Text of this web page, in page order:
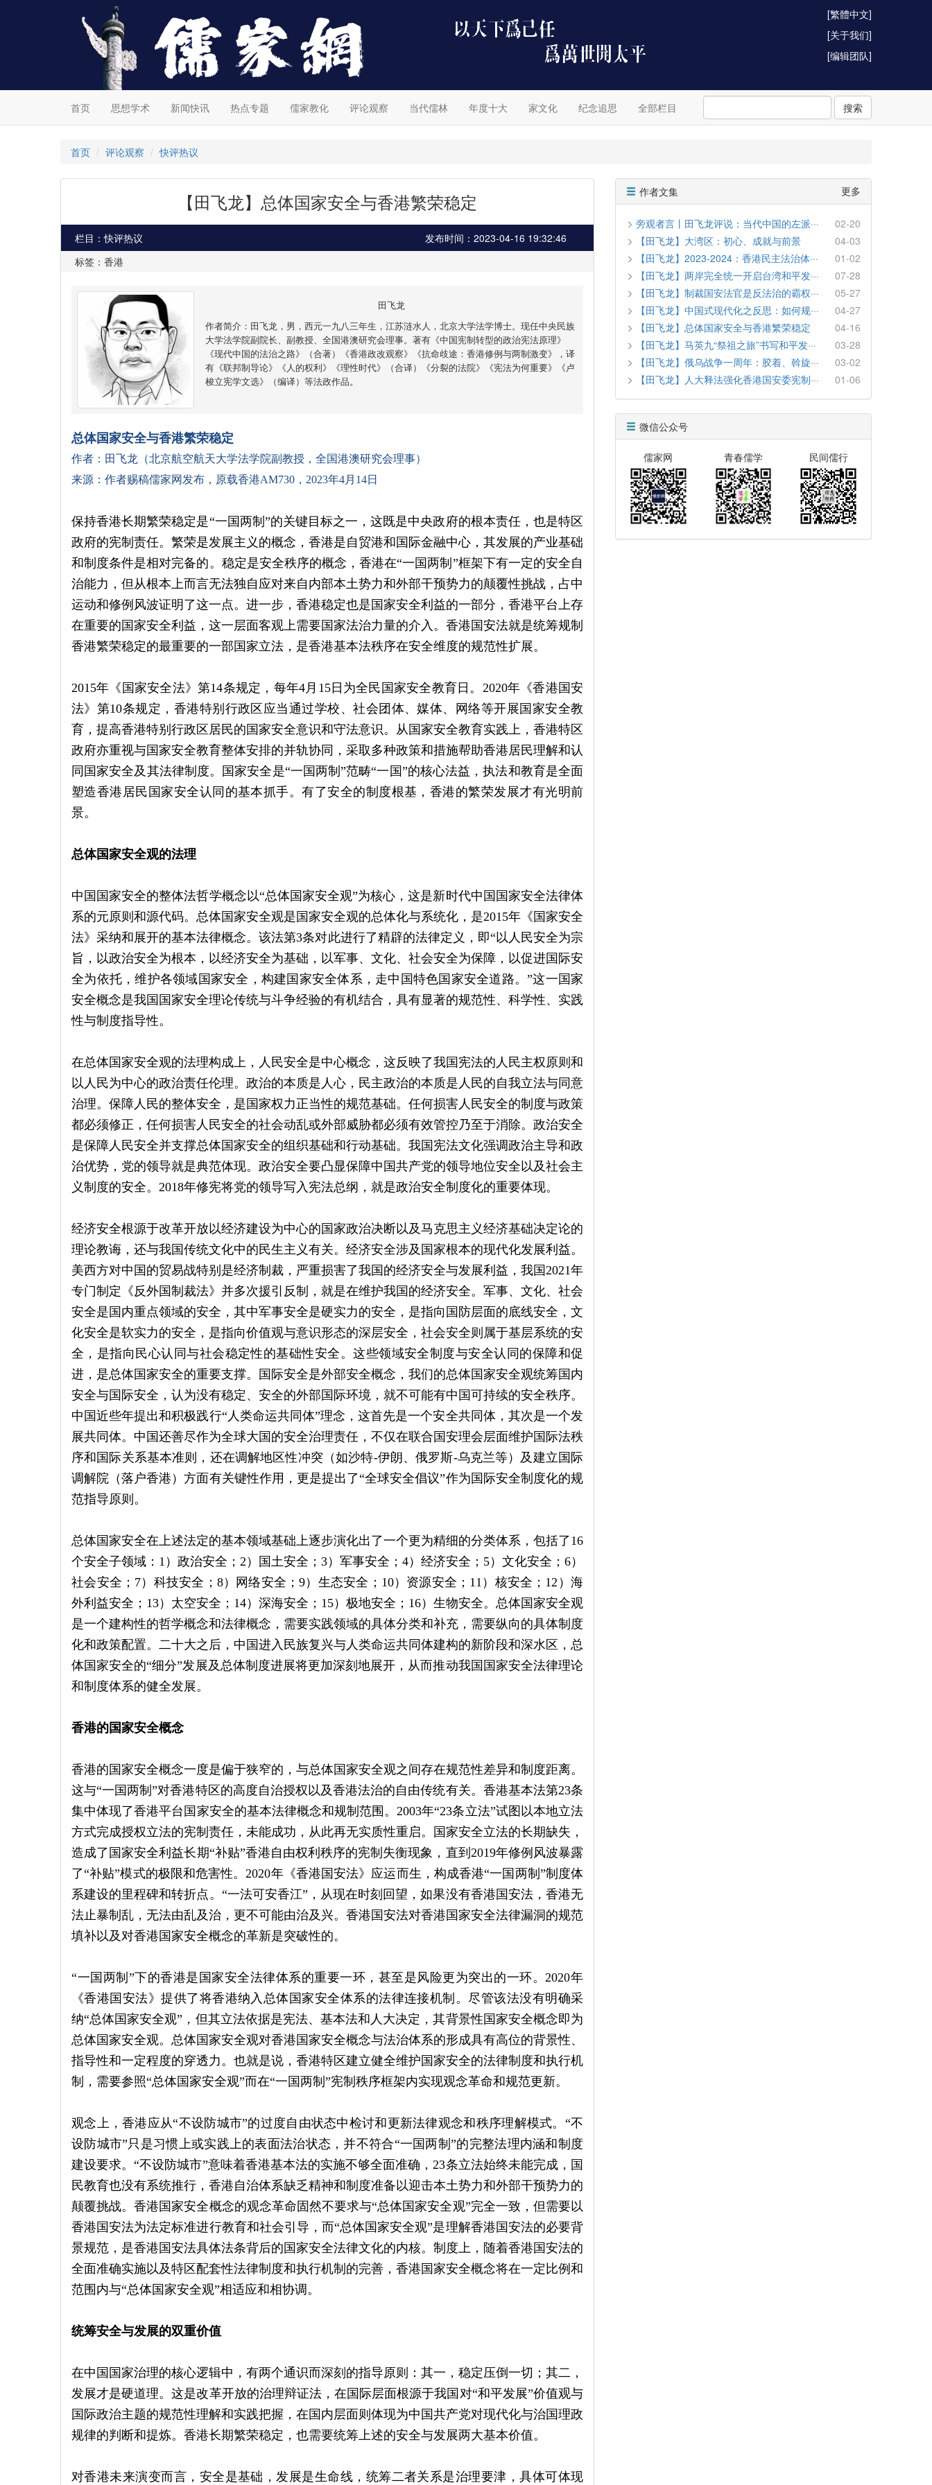
[繁體中文]
[关于我们]
[编辑团队]
首页 思想学术 新闻快讯 热点专题 儒家教化 评论观察 当代儒林 年度十大 家文化 纪念追思 全部栏目 搜索
首页 评论观察 快评热议
【田飞龙】总体国家安全与香港繁荣稳定
栏目：快评热议
发布时间：2023-04-16 19:32:46
标签：香港
田飞龙
作者简介：田飞龙，男，西元一九八三年生，江苏涟水人，北京大学法学博士。现任中央民族
大学法学院副院长、副教授、全国港澳研究会理事。著有《中国宪制转型的政治宪法原理》
《现代中国的法治之路》（合著）《香港政改观察》《抗命歧途：香港修例与两制激变》，译
有《联邦制导论》《人的权利》《理性时代》（合译）《分裂的法院》《宪法为何重要》《卢
梭立宪学文选》（编译）等法政作品。
总体国家安全与香港繁荣稳定
作者：田飞龙（北京航空航天大学法学院副教授，全国港澳研究会理事）
来源：作者赐稿儒家网发布，原载香港AM730，2023年4月14日
保持香港长期繁荣稳定是“一国两制”的关键目标之一，这既是中央政府的根本责任，也是特区
政府的宪制责任。繁荣是发展主义的概念，香港是自贸港和国际金融中心，其发展的产业基础
和制度条件是相对完备的。稳定是安全秩序的概念，香港在“一国两制”框架下有一定的安全自
治能力，但从根本上而言无法独自应对来自内部本土势力和外部干预势力的颠覆性挑战，占中
运动和修例风波证明了这一点。进一步，香港稳定也是国家安全利益的一部分，香港平台上存
在重要的国家安全利益，这一层面客观上需要国家法治力量的介入。香港国安法就是统筹规制
香港繁荣稳定的最重要的一部国家立法，是香港基本法秩序在安全维度的规范性扩展。
2015年《国家安全法》第14条规定，每年4月15日为全民国家安全教育日。2020年《香港国安
法》第10条规定，香港特别行政区应当通过学校、社会团体、媒体、网络等开展国家安全教
育，提高香港特别行政区居民的国家安全意识和守法意识。从国家安全教育实践上，香港特区
政府亦重视与国家安全教育整体安排的并轨协同，采取多种政策和措施帮助香港居民理解和认
同国家安全及其法律制度。国家安全是“一国两制”范畴“一国”的核心法益，执法和教育是全面
塑造香港居民国家安全认同的基本抓手。有了安全的制度根基，香港的繁荣发展才有光明前
景。
总体国家安全观的法理
中国国家安全的整体法哲学概念以“总体国家安全观”为核心，这是新时代中国国家安全法律体
系的元原则和源代码。总体国家安全观是国家安全观的总体化与系统化，是2015年《国家安全
法》采纳和展开的基本法律概念。该法第3条对此进行了精辟的法律定义，即“以人民安全为宗
旨，以政治安全为根本，以经济安全为基础，以军事、文化、社会安全为保障，以促进国际安
全为依托，维护各领域国家安全，构建国家安全体系，走中国特色国家安全道路。”这一国家
安全概念是我国国家安全理论传统与斗争经验的有机结合，具有显著的规范性、科学性、实践
性与制度指导性。
在总体国家安全观的法理构成上，人民安全是中心概念，这反映了我国宪法的人民主权原则和
以人民为中心的政治责任伦理。政治的本质是人心，民主政治的本质是人民的自我立法与同意
治理。保障人民的整体安全，是国家权力正当性的规范基础。任何损害人民安全的制度与政策
都必须修正，任何损害人民安全的社会动乱或外部威胁都必须有效管控乃至于消除。政治安全
是保障人民安全并支撑总体国家安全的组织基础和行动基础。我国宪法文化强调政治主导和政
治优势，党的领导就是典范体现。政治安全要凸显保障中国共产党的领导地位安全以及社会主
义制度的安全。2018年修宪将党的领导写入宪法总纲，就是政治安全制度化的重要体现。
经济安全根源于改革开放以经济建设为中心的国家政治决断以及马克思主义经济基础决定论的
理论教诲，还与我国传统文化中的民生主义有关。经济安全涉及国家根本的现代化发展利益。
美西方对中国的贸易战特别是经济制裁，严重损害了我国的经济安全与发展利益，我国2021年
专门制定《反外国制裁法》并多次援引反制，就是在维护我国的经济安全。军事、文化、社会
安全是国内重点领域的安全，其中军事安全是硬实力的安全，是指向国防层面的底线安全，文
化安全是软实力的安全，是指向价值观与意识形态的深层安全，社会安全则属于基层系统的安
全，是指向民心认同与社会稳定性的基础性安全。这些领域安全制度与安全认同的保障和促
进，是总体国家安全的重要支撑。国际安全是外部安全概念，我们的总体国家安全观统筹国内
安全与国际安全，认为没有稳定、安全的外部国际环境，就不可能有中国可持续的安全秩序。
中国近些年提出和积极践行“人类命运共同体”理念，这首先是一个安全共同体，其次是一个发
展共同体。中国还善尽作为全球大国的安全治理责任，不仅在联合国安理会层面维护国际法秩
序和国际关系基本准则，还在调解地区性冲突（如沙特-伊朗、俄罗斯-乌克兰等）及建立国际
调解院（落户香港）方面有关键性作用，更是提出了“全球安全倡议”作为国际安全制度化的规
范指导原则。
总体国家安全在上述法定的基本领域基础上逐步演化出了一个更为精细的分类体系，包括了16
个安全子领域：1）政治安全；2）国土安全；3）军事安全；4）经济安全；5）文化安全；6）
社会安全；7）科技安全；8）网络安全；9）生态安全；10）资源安全；11）核安全；12）海
外利益安全；13）太空安全；14）深海安全；15）极地安全；16）生物安全。总体国家安全观
是一个建构性的哲学概念和法律概念，需要实践领域的具体分类和补充，需要纵向的具体制度
化和政策配置。二十大之后，中国进入民族复兴与人类命运共同体建构的新阶段和深水区，总
体国家安全的“细分”发展及总体制度进展将更加深刻地展开，从而推动我国国家安全法律理论
和制度体系的健全发展。
香港的国家安全概念
香港的国家安全概念一度是偏于狭窄的，与总体国家安全观之间存在规范性差异和制度距离。
这与“一国两制”对香港特区的高度自治授权以及香港法治的自由传统有关。香港基本法第23条
集中体现了香港平台国家安全的基本法律概念和规制范围。2003年“23条立法”试图以本地立法
方式完成授权立法的宪制责任，未能成功，从此再无实质性重启。国家安全立法的长期缺失，
造成了国家安全利益长期“补贴”香港自由权利秩序的宪制失衡现象，直到2019年修例风波暴露
了“补贴”模式的极限和危害性。2020年《香港国安法》应运而生，构成香港“一国两制”制度体
系建设的里程碑和转折点。“一法可安香江”，从现在时刻回望，如果没有香港国安法，香港无
法止暴制乱，无法由乱及治，更不可能由治及兴。香港国安法对香港国家安全法律漏洞的规范
填补以及对香港国家安全概念的革新是突破性的。
“一国两制”下的香港是国家安全法律体系的重要一环，甚至是风险更为突出的一环。2020年
《香港国安法》提供了将香港纳入总体国家安全体系的法律连接机制。尽管该法没有明确采
纳“总体国家安全观”，但其立法依据是宪法、基本法和人大决定，其背景性国家安全概念即为
总体国家安全观。总体国家安全观对香港国家安全概念与法治体系的形成具有高位的背景性、
指导性和一定程度的穿透力。也就是说，香港特区建立健全维护国家安全的法律制度和执行机
制，需要参照“总体国家安全观”而在“一国两制”宪制秩序框架内实现观念革命和规范更新。
观念上，香港应从“不设防城市”的过度自由状态中检讨和更新法律观念和秩序理解模式。“不
设防城市”只是习惯上或实践上的表面法治状态，并不符合“一国两制”的完整法理内涵和制度
建设要求。“不设防城市”意味着香港基本法的实施不够全面准确，23条立法始终未能完成，国
民教育也没有系统推行，香港自治体系缺乏精神和制度准备以迎击本土势力和外部干预势力的
颠覆挑战。香港国家安全概念的观念革命固然不要求与“总体国家安全观”完全一致，但需要以
香港国安法为法定标准进行教育和社会引导，而“总体国家安全观”是理解香港国安法的必要背
景规范，是香港国安法具体法条背后的国家安全法律文化的内核。制度上，随着香港国安法的
全面准确实施以及特区配套性法律制度和执行机制的完善，香港国家安全概念将在一定比例和
范围内与“总体国家安全观”相适应和相协调。
统筹安全与发展的双重价值
在中国国家治理的核心逻辑中，有两个通识而深刻的指导原则：其一，稳定压倒一切；其二，
发展才是硬道理。这是改革开放的治理辩证法，在国际层面根源于我国对“和平发展”价值观与
国际政治主题的规范性理解和实践把握，在国内层面则体现为中国共产党对现代化与治国理政
规律的判断和提炼。香港长期繁荣稳定，也需要统筹上述的安全与发展两大基本价值。
对香港未来演变而言，安全是基础，发展是生命线，统筹二者关系是治理要津，具体可体现
作者文集 更多
旁观者言丨田飞龙评说：当代中国的左派···
02-20
【田飞龙】大湾区：初心、成就与前景
04-03
【田飞龙】2023-2024：香港民主法治体···
01-02
【田飞龙】两岸完全统一开启台湾和平发···
07-28
【田飞龙】制裁国安法官是反法治的霸权···
05-27
【田飞龙】中国式现代化之反思：如何规···
04-27
【田飞龙】总体国家安全与香港繁荣稳定
04-16
【田飞龙】马英九“祭祖之旅”书写和平发···
03-28
【田飞龙】俄乌战争一周年：胶着、斡旋···
03-02
【田飞龙】人大释法强化香港国安委宪制···
01-06
微信公众号
儒家网 青春儒学 民间儒行